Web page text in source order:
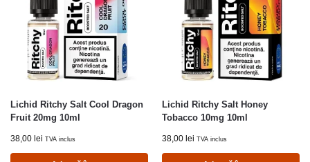
Lichid Ritchy Salt Cool Dragon
Fruit 20mg 10ml
38,00 lei TVA inclus
Lichid Ritchy Salt Honey
Tobacco 10mg 10ml
38,00 lei TVA inclus